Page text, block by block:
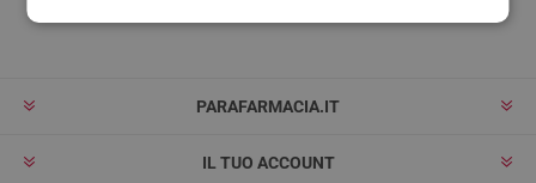
PARAFARMACIA.IT
IL TUO ACCOUNT